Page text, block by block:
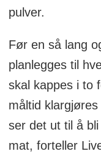
pulver.
Før en så lang
planlegges til
skal kappes i to
måltid
ser det ut til å
mat, forteller